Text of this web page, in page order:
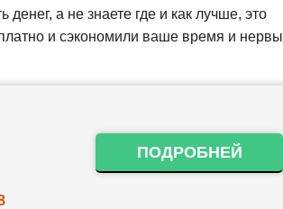
денег, а не знаете где и как лучше, это
и сэкономили ваше время и
ПОДРОБНЕЙ